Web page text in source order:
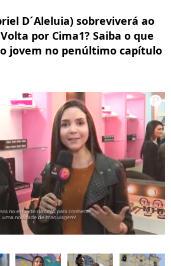
D´Aleluia) sobreviverá ao
por Cima1? Saiba o que
jovem no penúltimo capítulo